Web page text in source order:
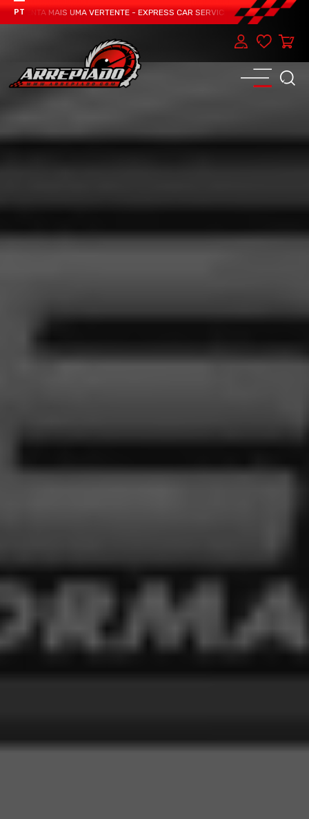
PT MAIS UMA VERTENTE - EXPRESS CAR SERVICE, MANUTENÇÃO DO TEU